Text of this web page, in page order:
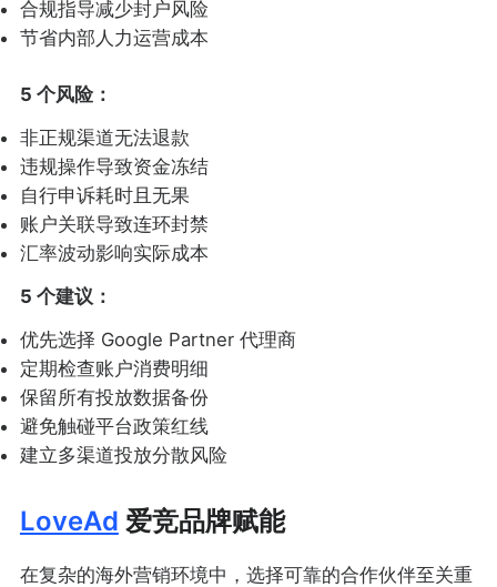
合规指导减少封户风险
节省内部人力运营成本
5 个风险：
非正规渠道无法退款
违规操作导致资金冻结
自行申诉耗时且无果
账户关联导致连环封禁
汇率波动影响实际成本
5 个建议：
优先选择 Google Partner 代理商
定期检查账户消费明细
保留所有投放数据备份
避免触碰平台政策红线
建立多渠道投放分散风险
LoveAd 爱竞品牌赋能
在复杂的海外营销环境中，选择可靠的合作伙伴至关重